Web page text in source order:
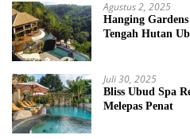
Agustus 2, 2025
Hanging
Tengah Hutan
Juli 30, 2025
Bliss Ubud Spa
Melepas Penat